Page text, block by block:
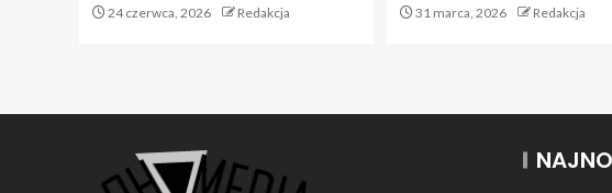
24 czerwca, 2026 Redakcja 31 marca, 2026 Redakcja